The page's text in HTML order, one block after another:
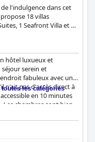
l'indulgence dans cet
18 villas
1 Seafront Villa et 10
hôtel luxueux et
serein et
fabuleux avec une
n'ait pas d'accès direct à
en 10 minutes
Les chambres sont bien
confortable et des
imbattable, se
se sentent bien
les catégories